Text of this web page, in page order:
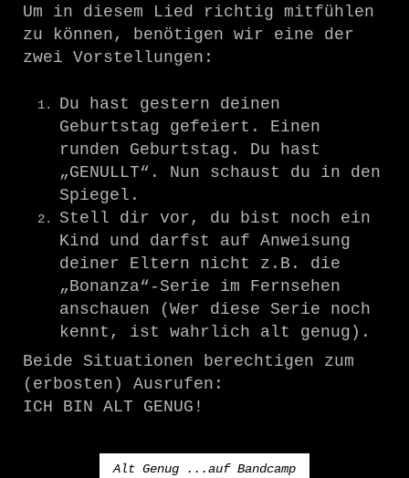
Um in diesem Lied richtig mitfühlen
zu können, benötigen wir eine der
zwei Vorstellungen:
Du hast gestern deinen
Geburtstag gefeiert. Einen
runden Geburtstag. Du hast
„GENULLT“. Nun schaust du in den
Spiegel.
Stell dir vor, du bist noch ein
Kind und darfst auf Anweisung
deiner Eltern nicht z.B. die
„Bonanza“-Serie im Fernsehen
anschauen (Wer diese Serie noch
kennt, ist wahrlich alt genug).
Beide Situationen berechtigen zum
(erbosten) Ausrufen:
ICH BIN ALT GENUG!
Alt Genug ...auf Bandcamp